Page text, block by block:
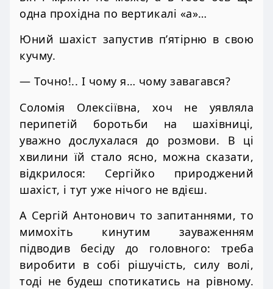
одна прохідна по вертикалі «а»…
Юний шахіст запустив п’ятірню в свою
кучму.
— Точно!.. І чому я… чому завагався?
Соломія Олексіївна, хоч не уявляла
перипетій боротьби на шахівниці,
уважно дослухалася до розмови. В ці
хвилини їй стало ясно, можна сказати,
відкрилося: Сергійко природжений
шахіст, і тут уже нічого не вдієш.
А Сергій Антонович то запитаннями, то
мимохіть кинутим зауваженням
підводив бесіду до головного: треба
виробити в собі рішучість, силу волі,
тоді не будеш спотикатись на рівному.